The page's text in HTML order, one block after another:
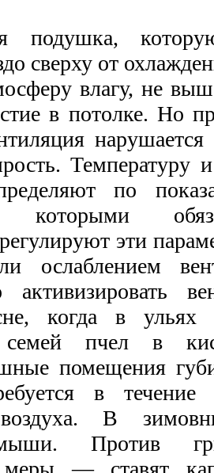
подушка,
сверху от
влагу, не
в потолке. Но
Температуру
по
которыми
эти
ослаблением
когда в ульях
семей пчел в
помещения
в течение
В
Против